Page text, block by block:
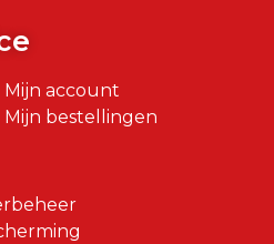
Mijn account
Mijn bestellingen